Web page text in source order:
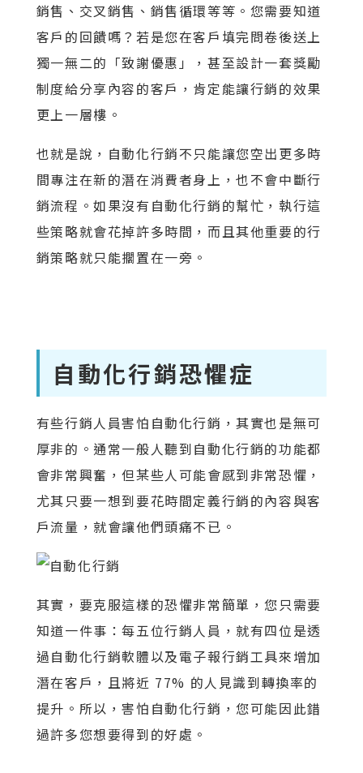
銷售、交叉銷售、銷售循環等等。您需要知道
客戶的回饋嗎？若是您在客戶填完問卷後送上
獨一無二的「致謝優惠」，甚至設計一套獎勵
制度給分享內容的客戶，肯定能讓行銷的效果
更上一層樓。
也就是說，自動化行銷不只能讓您空出更多時
間專注在新的潛在消費者身上，也不會中斷行
銷流程。如果沒有自動化行銷的幫忙，執行這
些策略就會花掉許多時間，而且其他重要的行
銷策略就只能擱置在一旁。
自動化行銷恐懼症
有些行銷人員害怕自動化行銷，其實也是無可
厚非的。通常一般人聽到自動化行銷的功能都
會非常興奮，但某些人可能會感到非常恐懼，
尤其只要一想到要花時間定義行銷的內容與客
戶流量，就會讓他們頭痛不已。
其實，要克服這樣的恐懼非常簡單，您只需要
知道一件事：每五位行銷人員，就有四位是透
過自動化行銷軟體以及電子報行銷工具來增加
潛在客戶，且將近 77% 的人見識到轉換率的
提升。所以，害怕自動化行銷，您可能因此錯
過許多您想要得到的好處。